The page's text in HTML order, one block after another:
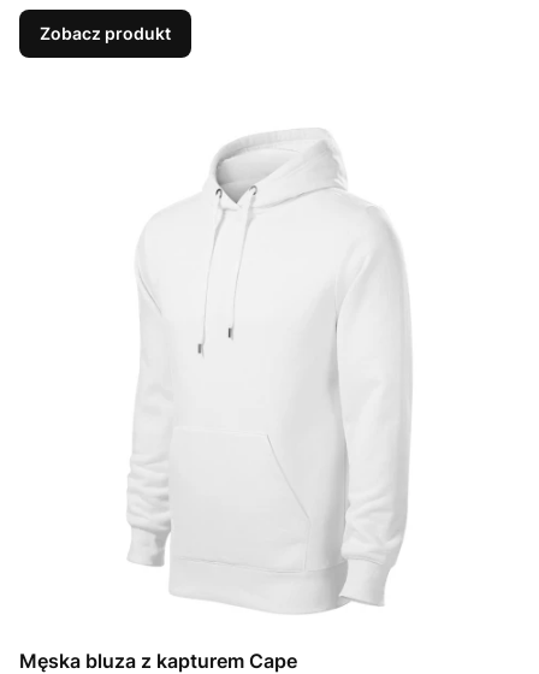
Zobacz produkt
Męska bluza z kapturem Cape